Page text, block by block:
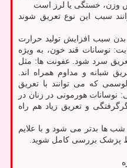
وزن، خستگی یا لرز است
سبب این نوع تعریق شوند
بدن سبب افزایش تولید حرارت
نوسانات قند خون، به ویژه
سرد شود. عفونت ها: مثل
شبانه و مداوم همراه اند.
که می توانند با تعریق
نوسانات هورمونی در زنان در
و تعریق زیاد هم راه
ها بدتر می شود و با علایم
پزشک بررسی کامل شوید.